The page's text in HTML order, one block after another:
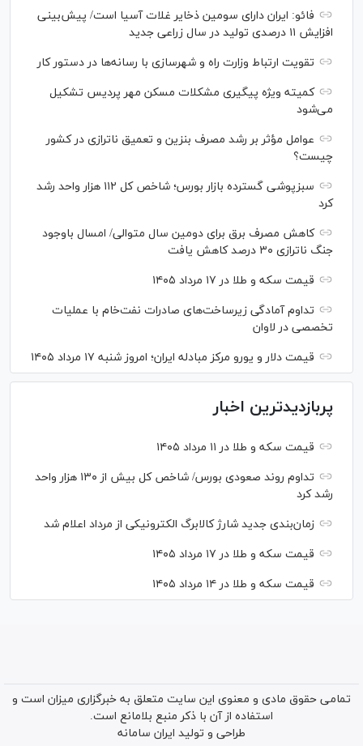
فائو: ایران دارای سومین ذخایر غلات آسیا است/ پیش‌بینی
افزایش ۱۱ درصدی تولید در سال زراعی جدید
تقویت ارتباط وزارت راه و شهرسازی با رسانه‌ها در دستور کار
کمیته ویژه پیگیری مشکلات مسکن مهر پردیس تشکیل
می‌شود
عوامل مؤثر بر رشد مصرف بنزین و تعمیق ناترازی در کشور
چیست؟
سبزپوشی گسترده بازار بورس؛ شاخص کل ۱۱۲ هزار واحد رشد
کرد
کاهش مصرف برق برای دومین سال متوالی/ امسال باوجود
جنگ ناترازی ۳۰ درصد کاهش یافت
قیمت سکه و طلا در ۱۷ مرداد ۱۴۰۵
تداوم آمادگی زیرساخت‌های صادرات نفت‌خام با عملیات
تخصصی در لاوان
قیمت دلار و یورو مرکز مبادله ایران؛ امروز شنبه ۱۷ مرداد ۱۴۰۵
پربازدیدترین اخبار
قیمت سکه و طلا در ۱۱ مرداد ۱۴۰۵
تداوم روند صعودی بورس/ شاخص کل بیش از ۱۳۰ هزار واحد
رشد کرد
زمان‌بندی جدید شارژ کالابرگ الکترونیکی از مرداد اعلام شد
قیمت سکه و طلا در ۱۷ مرداد ۱۴۰۵
قیمت سکه و طلا در ۱۴ مرداد ۱۴۰۵
تمامی حقوق مادی و معنوی این سایت متعلق به خبرگزاری میزان است و
استفاده از آن با ذکر منبع بلامانع است.
طراحی و تولید ایران سامانه